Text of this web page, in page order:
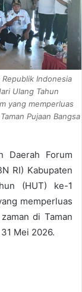
Indonesia
Ulang Tahun
yang memperluas
Pujaan Bangsa
Daerah Forum
RI) Kabupaten
(HUT) ke-1
memperluas
di Taman
Mei 2026.